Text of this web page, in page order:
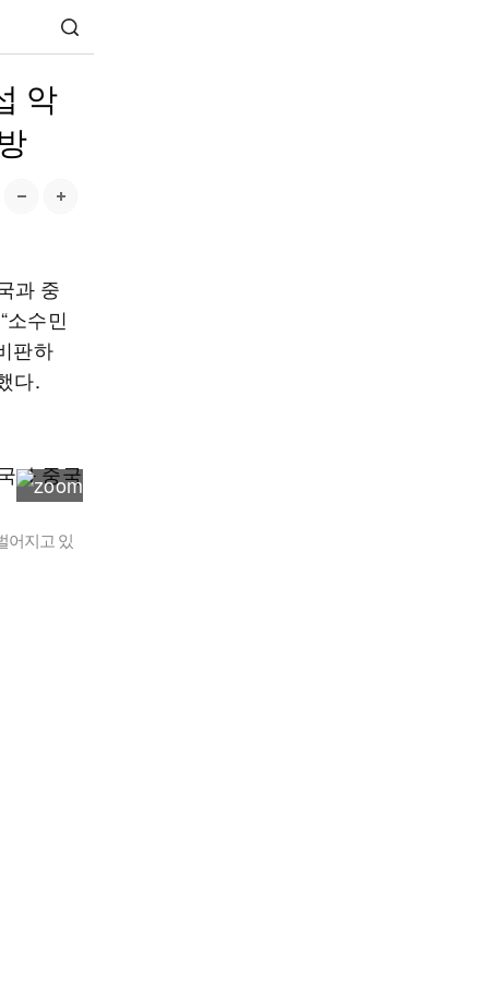
악
과 중
소수민
판하
다.
어지고 있